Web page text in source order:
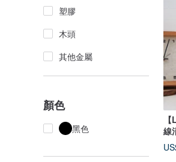
塑膠
木頭
其他金屬
顏色
黑色
線